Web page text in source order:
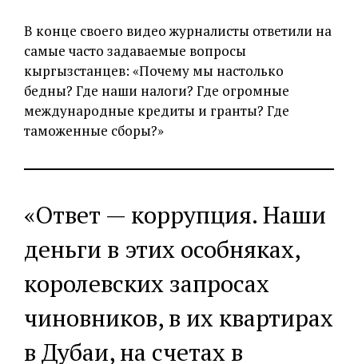
В конце своего видео журналисты ответили на
самые часто задаваемые вопросы
кыргызстанцев: «Почему мы настолько
бедны? Где наши налоги? Где огромные
международные кредиты и гранты? Где
таможенные сборы?»
«Ответ — коррупция. Наши
деньги в этих особняках,
королевских запросах
чиновников, в их квартирах
в Дубаи, на счетах в